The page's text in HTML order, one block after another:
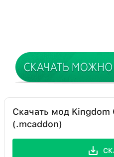
Скачать мод
(.mcaddon)